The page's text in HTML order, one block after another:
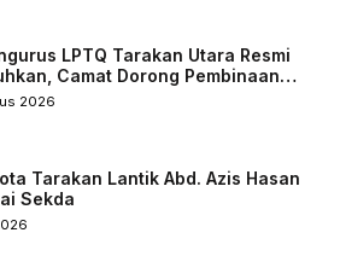
LPTQ Tarakan Utara Resmi
Camat Dorong Pembinaan
Berkelanjutan
2026
Tarakan Lantik Abd. Azis Hasan
Sekda